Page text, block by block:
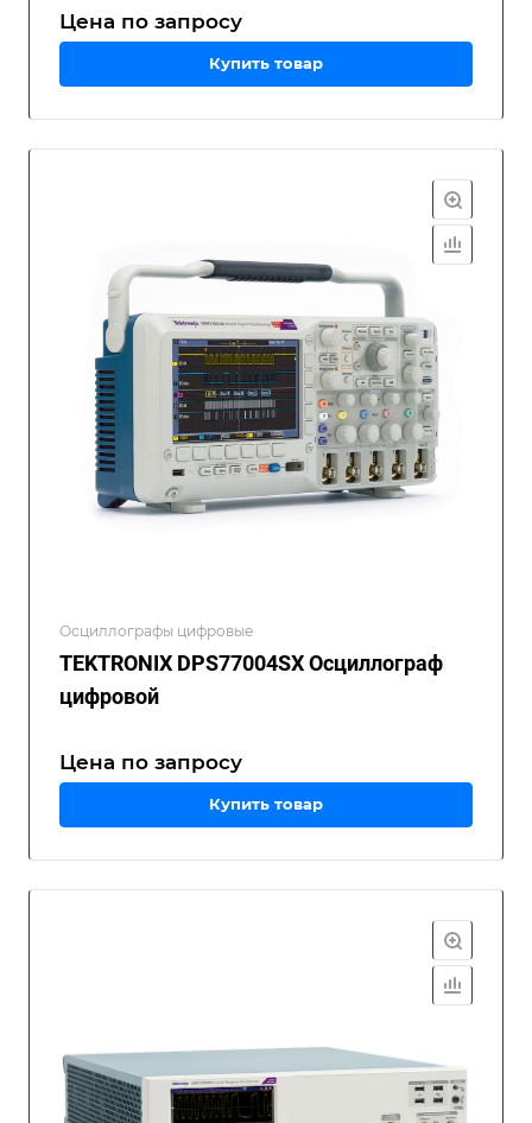
Цена по запросу
Купить товар
Осциллографы цифровые
TEKTRONIX DPS77004SX Осциллограф
цифровой
Цена по запросу
Купить товар